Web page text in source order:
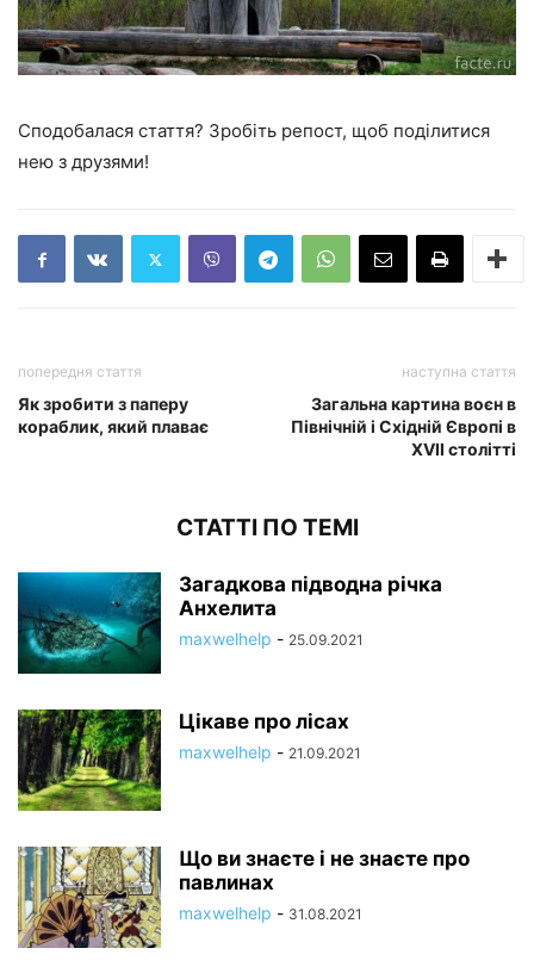
Сподобалася стаття? Зробіть репост, щоб поділитися
нею з друзями!
попередня стаття
Як зробити з паперу
кораблик, який плаває
наступна стаття
Загальна картина воєн в
Північній і Східній Європі в
XVII столітті
СТАТТІ ПО ТЕМІ
Загадкова підводна річка
Анхелита
maxwelhelp - 25.09.2021
Цікаве про лісах
maxwelhelp - 21.09.2021
Що ви знаєте і не знаєте про
павлинах
maxwelhelp - 31.08.2021